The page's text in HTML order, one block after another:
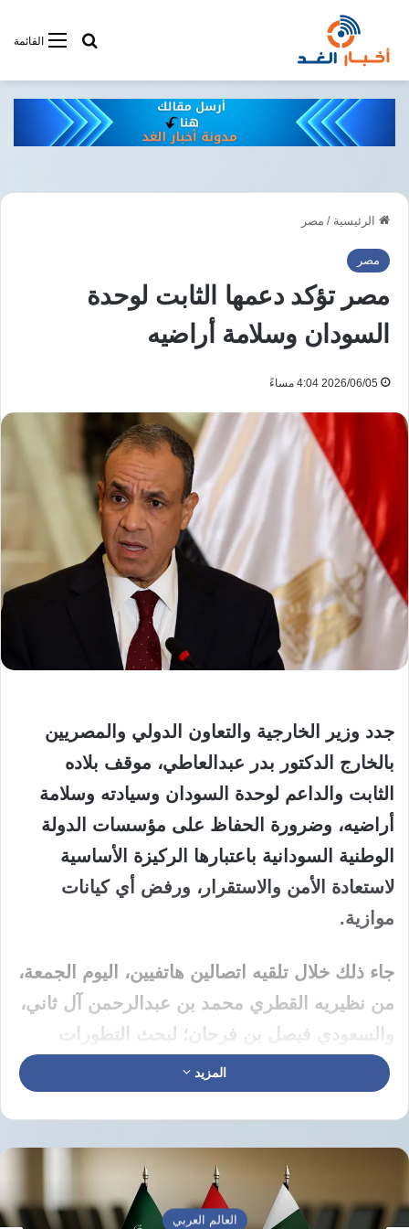
القائمةأبحت فى
الرئيسية / مصر
مصر
مصر تؤكد دعمها الثابت لوحدة
السودان وسلامة أراضيه
2026/06/05 4:04 مساءً
جدد وزير الخارجية والتعاون الدولي والمصريين
بالخارج الدكتور بدر عبدالعاطي، موقف بلاده
الثابت والداعم لوحدة السودان وسيادته وسلامة
أراضيه، وضرورة الحفاظ على مؤسسات الدولة
الوطنية السودانية باعتبارها الركيزة الأساسية
لاستعادة الأمن والاستقرار، ورفض أي كيانات
موازية.
جاء ذلك خلال تلقيه اتصالين هاتفيين، اليوم الجمعة،
من نظيريه القطري محمد بن عبدالرحمن آل ثاني،
والسعودي فيصل بن فرحان؛ لبحث التطورات
المتسارعة التي تشهدها المنطقة، وفي مقدمتها
الأزمة الإيرانية وتداعياتها على الأمن والاستقرار
كما شدد وزير الخارجية المصري على أهمية
المزيد
العالم العربي